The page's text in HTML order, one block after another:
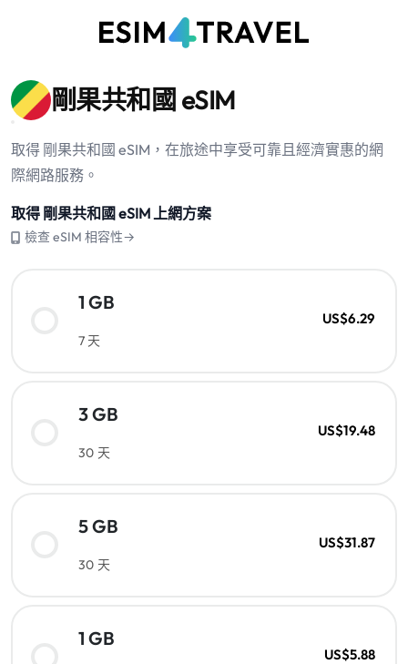
剛果共和國 eSIM
取得 剛果共和國 eSIM，在旅途中享受可靠且經濟實惠的網
際網路服務。
取得 剛果共和國 eSIM 上網方案
檢查 eSIM 相容性→
1 GB
7 天
US$6.29
3 GB
30 天
US$19.48
5 GB
30 天
US$31.87
1 GB
US$5.88